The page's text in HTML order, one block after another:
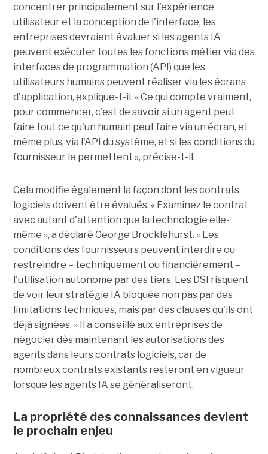
concentrer principalement sur l'expérience
utilisateur et la conception de l'interface, les
entreprises devraient évaluer si les agents IA
peuvent exécuter toutes les fonctions métier via des
interfaces de programmation (API) que les
utilisateurs humains peuvent réaliser via les écrans
d'application, explique-t-il. « Ce qui compte vraiment,
pour commencer, c'est de savoir si un agent peut
faire tout ce qu'un humain peut faire via un écran, et
même plus, via l'API du système, et si les conditions du
fournisseur le permettent », précise-t-il.
Cela modifie également la façon dont les contrats
logiciels doivent être évalués. « Examinez le contrat
avec autant d'attention que la technologie elle-
même », a déclaré George Brocklehurst. « Les
conditions des fournisseurs peuvent interdire ou
restreindre – techniquement ou financièrement – ​​
l'utilisation autonome par des tiers. Les DSI risquent
de voir leur stratégie IA bloquée non pas par des
limitations techniques, mais par des clauses qu'ils ont
déjà signées. » Il a conseillé aux entreprises de
négocier dès maintenant les autorisations des
agents dans leurs contrats logiciels, car de
nombreux contrats existants resteront en vigueur
lorsque les agents IA se généraliseront.
La propriété des connaissances devient
le prochain enjeu